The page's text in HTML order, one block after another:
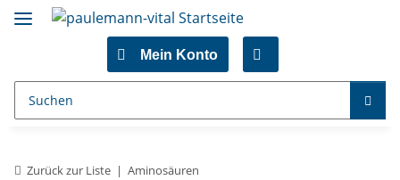
Mein Konto
Zurück zur Liste Aminosäuren